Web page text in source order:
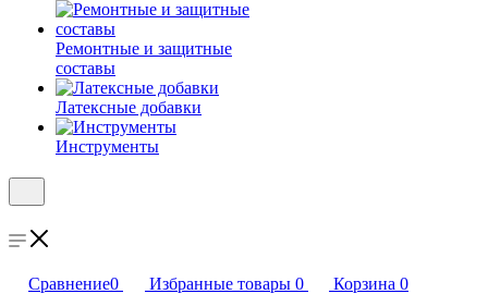
Ремонтные и защитные
составы
Латексные добавки
Инструменты
Сравнение0 Избранные товары 0 Корзина 0